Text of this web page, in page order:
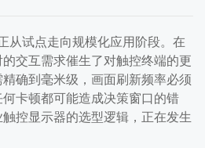
从试点走向规模化应用阶段。在
交互需求催生了对触控终端的更
确到毫米级，画面刷新频率必须
卡顿都可能造成决策窗口的错
控显示器的选型逻辑，正在发生